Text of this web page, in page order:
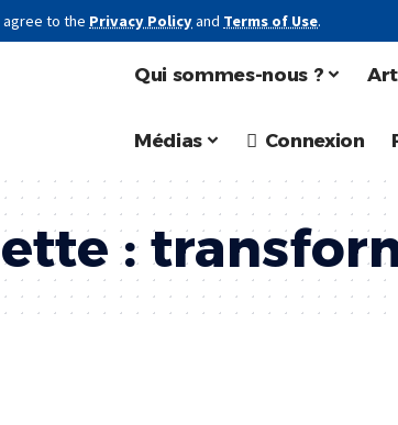
agree to the Privacy Policyand Terms of Use.
Qui sommes-nous ?
Médias Connexion
: